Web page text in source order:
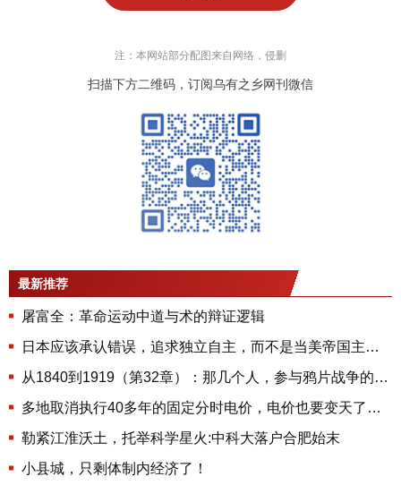
注：本网站部分配图来自网络，侵删
扫描下方二维码，订阅乌有之乡网刊微信
最新推荐
屠富全：革命运动中道与术的辩证逻辑
日本应该承认错误，追求独立自主，而不是当美帝国主义的走狗
从1840到1919（第32章）：那几个人，参与鸦片战争的那几个人最后是什么结局
多地取消执行40多年的固定分时电价，电价也要变天了吗？
勒紧江淮沃土，托举科学星火:中科大落户合肥始末
小县城，只剩体制内经济了！